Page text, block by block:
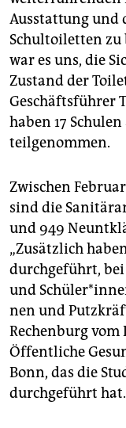
Ausstattung und
Schultoiletten zu
war es uns, die
Zustand der
Geschäftsführer
haben 17
teilgenommen.
Zwischen
sind die
und 949
„Zusätzlich
durchgeführt,
und
nen und
Rechenburg
Öffentliche
Bonn, das die
durchgeführt hat.